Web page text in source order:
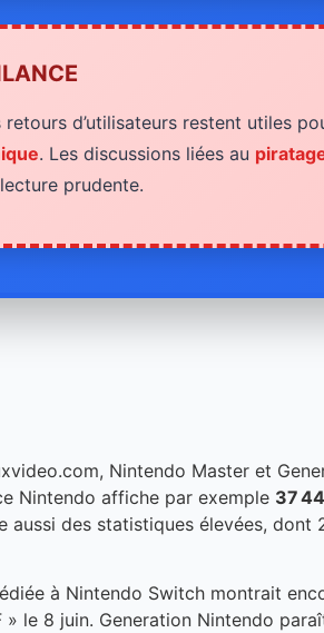
d’utilisateurs restent utiles
. Les discussions liées au
prudente.
Nintendo Master et
Nintendo affiche par exemple 37
des statistiques élevées, dont
à Nintendo Switch montrait
le 8 juin. Generation Nintendo